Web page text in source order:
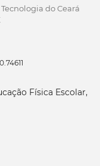
do Ceará
Física Escolar,